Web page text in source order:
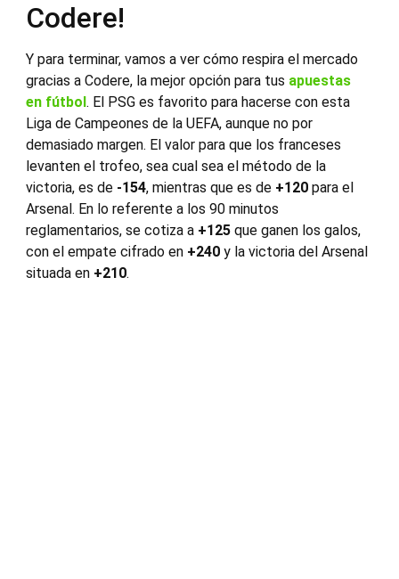
Codere!
Y para terminar, vamos a ver cómo respira el mercado
gracias a Codere, la mejor opción para tus apuestas
en fútbol. El PSG es favorito para hacerse con esta
Liga de Campeones de la UEFA, aunque no por
demasiado margen. El valor para que los franceses
levanten el trofeo, sea cual sea el método de la
victoria, es de -154, mientras que es de +120 para el
Arsenal. En lo referente a los 90 minutos
reglamentarios, se cotiza a +125 que ganen los galos,
con el empate cifrado en +240 y la victoria del Arsenal
situada en +210.